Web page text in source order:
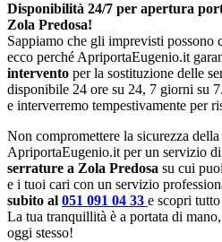
Disponibilità 24/7 per apertura
Zola Predosa!
Sappiamo che gli imprevisti possono
ecco perché ApriportaEugenio.it
intervento per la sostituzione delle
disponibile 24 ore su 24, 7 giorni su 7.
e interverremo tempestivamente per
Non compromettere la sicurezza della
ApriportaEugenio.it per un servizio di
serrature a Zola Predosa su cui
e i tuoi cari con un servizio
subito al 051 091 04 33 e scopri
La tua tranquillità è a portata di
oggi stesso!